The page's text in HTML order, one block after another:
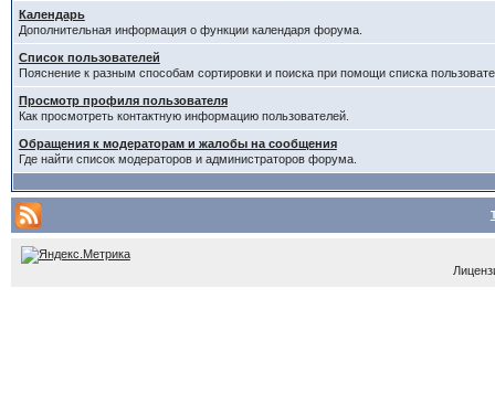
Календарь
Дополнительная информация о функции календаря форума.
Список пользователей
Пояснение к разным способам сортировки и поиска при помощи списка
Просмотр профиля пользователя
Как просмотреть контактную информацию пользователей.
Обращения к модераторам и жалобы на сообщения
Где найти список модераторов и администраторов форума.